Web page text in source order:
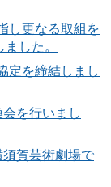
し更なる取組を
した。
定を締結しまし
を行いまし
賀芸術劇場で